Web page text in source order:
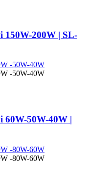
200W | SL-
50W-40W |